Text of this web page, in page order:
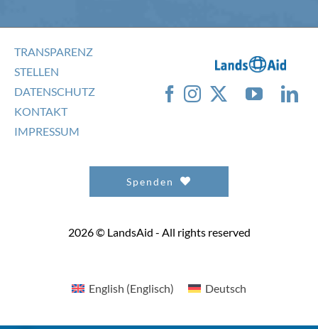
TRANSPARENZ
STELLEN
DATENSCHUTZ
KONTAKT
IMPRESSUM
Spenden
2026 © LandsAid - All rights reserved
English (Englisch) Deutsch